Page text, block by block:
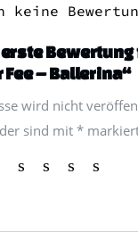
keine
– Ballerina“
wird nicht
sind mit *